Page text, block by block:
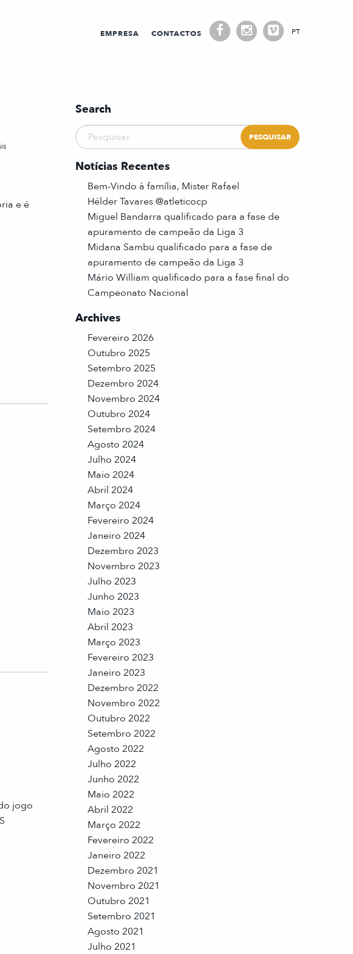
EMPRESA CONTACTOS PT
e é
jogo
Search
Notícias Recentes
Bem-Vindo à família, Mister Rafael
Hélder Tavares @atleticocp
Miguel Bandarra qualificado para a fase de
apuramento de campeão da Liga 3
Midana Sambu qualificado para a fase de
apuramento de campeão da Liga 3
Mário William qualificado para a fase final do
Campeonato Nacional
Archives
Fevereiro 2026
Outubro 2025
Setembro 2025
Dezembro 2024
Novembro 2024
Outubro 2024
Setembro 2024
Agosto 2024
Julho 2024
Maio 2024
Abril 2024
Março 2024
Fevereiro 2024
Janeiro 2024
Dezembro 2023
Novembro 2023
Julho 2023
Junho 2023
Maio 2023
Abril 2023
Março 2023
Fevereiro 2023
Janeiro 2023
Dezembro 2022
Novembro 2022
Outubro 2022
Setembro 2022
Agosto 2022
Julho 2022
Junho 2022
Maio 2022
Abril 2022
Março 2022
Fevereiro 2022
Janeiro 2022
Dezembro 2021
Novembro 2021
Outubro 2021
Setembro 2021
Agosto 2021
Julho 2021